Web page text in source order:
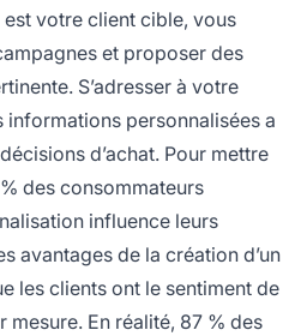
votre client cible, vous
et proposer des
S’adresser à votre
personnalisées a
d’achat. Pour mettre
des consommateurs
influence leurs
avantages de la création d’un
les clients ont le sentiment de
mesure. En réalité, 87 % des